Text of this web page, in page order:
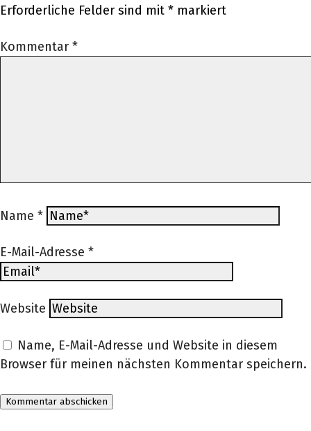
Erforderliche Felder sind mit * markiert
Kommentar *
Name *
E-Mail-Adresse *
Website
Name, E-Mail-Adresse und Website in diesem
Browser für meinen nächsten Kommentar speichern.